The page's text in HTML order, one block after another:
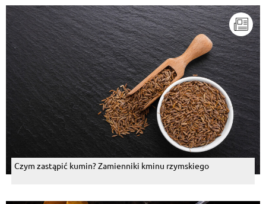
Czym zastąpić kumin? Zamienniki kminu rzymskiego